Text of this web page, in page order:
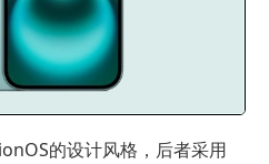
的设计风格，后者采用